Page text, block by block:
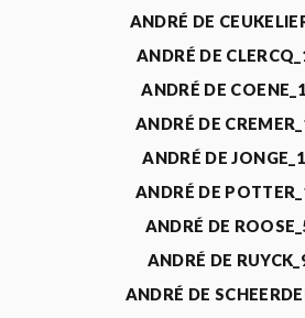
ANDRÉ DE
ANDRÉ DE
ANDRÉ DE
ANDRÉ DE
ANDRÉ DE
ANDRÉ DE
ANDRÉ DE
ANDRÉ DE
ANDRÉ DE